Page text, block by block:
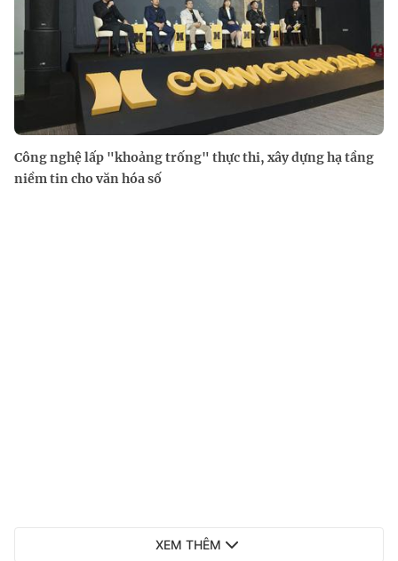
Công nghệ lấp "khoảng trống" thực thi, xây dựng hạ tầng
niềm tin cho văn hóa số
XEM THÊM